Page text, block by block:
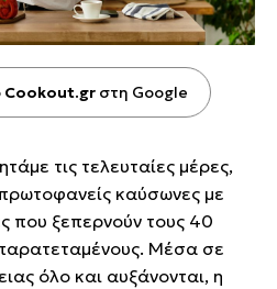
Cookout.gr στη Google
τις τελευταίες μέρες,
καύσωνες με
που ξεπερνούν τους 40
Μέσα σε
όλο και αυξάνονται, η